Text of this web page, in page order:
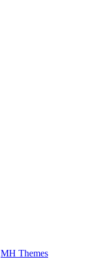
MH Themes